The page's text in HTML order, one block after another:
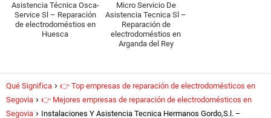
Asistencia Técnica Osca-
Service Sl – Reparación
de electrodoméstios en
Huesca
Micro Servicio De
Asistencia Tecnica Sl –
Reparación de
electrodoméstios en
Arganda del Rey
Qué Significa
👉 Top empresas de reparación de electrodomésticos en
Segovia
👉 Mejores empresas de reparación de electrodomésticos en
Segovia
Instalaciones Y Asistencia Tecnica Hermanos Gordo,S.l. –